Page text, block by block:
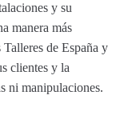
y su
manera más
de España y
clientes y la
ni manipulaciones.